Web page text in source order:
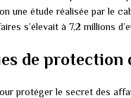
une étude réalisée par le
s’élevait à 7,2 millions
de protection
protéger le secret des